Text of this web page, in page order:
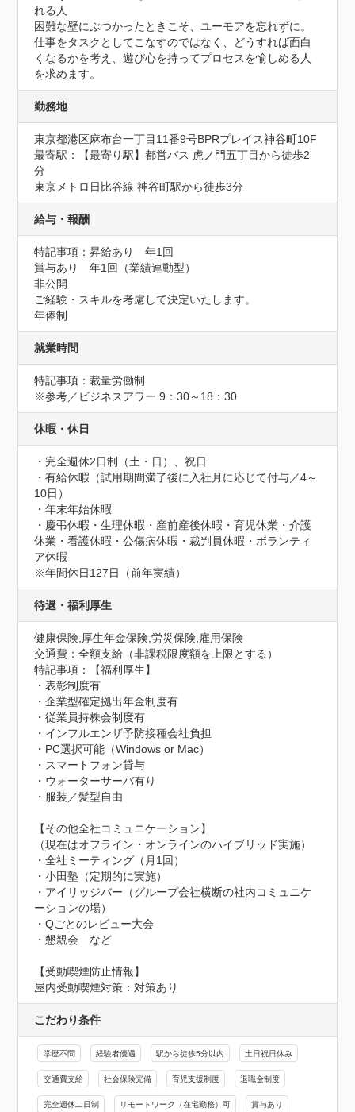
れる人
困難な壁にぶつかったときこそ、ユーモアを忘れずに。
仕事をタスクとしてこなすのではなく、どうすれば面白
くなるかを考え、遊び心を持ってプロセスを愉しめる人
を求めます。
勤務地
東京都港区麻布台一丁目11番9号BPRプレイス神谷町10F
最寄駅：【最寄り駅】都営バス 虎ノ門五丁目から徒歩2
分
東京メトロ日比谷線 神谷町駅から徒歩3分
給与・報酬
特記事項：昇給あり　年1回
賞与あり　年1回（業績連動型）
非公開
ご経験・スキルを考慮して決定いたします。
年俸制
就業時間
特記事項：裁量労働制
※参考／ビジネスアワー 9：30～18：30
休暇・休日
・完全週休2日制（土・日）、祝日
・有給休暇（試用期間満了後に入社月に応じて付与／4～
10日）
・年末年始休暇
・慶弔休暇・生理休暇・産前産後休暇・育児休業・介護
休業・看護休暇・公傷病休暇・裁判員休暇・ボランティ
ア休暇
※年間休日127日（前年実績）
待遇・福利厚生
健康保険,厚生年金保険,労災保険,雇用保険
交通費：全額支給（非課税限度額を上限とする）
特記事項：【福利厚生】
・表彰制度有
・企業型確定拠出年金制度有
・従業員持株会制度有
・インフルエンザ予防接種会社負担
・PC選択可能（Windows or Mac）
・スマートフォン貸与
・ウォーターサーバ有り
・服装／髪型自由
【その他全社コミュニケーション】
（現在はオフライン・オンラインのハイブリッド実施）
・全社ミーティング（月1回）
・小田塾（定期的に実施）
・アイリッジバー（グループ会社横断の社内コミュニケ
ーションの場）
・Qごとのレビュー大会
・懇親会　など
【受動喫煙防止情報】
屋内受動喫煙対策：対策あり
こだわり条件
学歴不問 経験者優遇 駅から徒歩5分以内 土日祝日休み
交通費支給 社会保険完備 育児支援制度 退職金制度
完全週休二日制 リモートワーク（在宅勤務）可 賞与あり